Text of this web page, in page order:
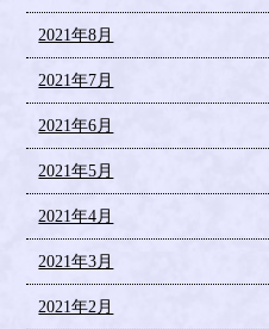
2021年8月
2021年7月
2021年6月
2021年5月
2021年4月
2021年3月
2021年2月